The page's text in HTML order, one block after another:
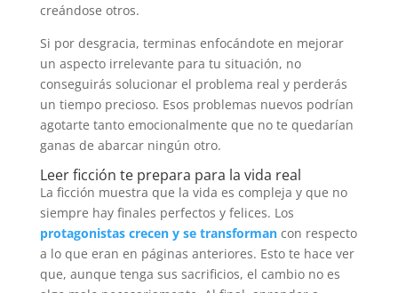
creándose otros.
Si por desgracia, terminas enfocándote en mejorar
un aspecto irrelevante para tu situación, no
conseguirás solucionar el problema real y perderás
un tiempo precioso. Esos problemas nuevos podrían
agotarte tanto emocionalmente que no te quedarían
ganas de abarcar ningún otro.
Leer ficción te prepara para la vida real
La ficción muestra que la vida es compleja y que no
siempre hay finales perfectos y felices. Los
protagonistas crecen y se transformancon respecto
a lo que eran en páginas anteriores. Esto te hace ver
que, aunque tenga sus sacrificios, el cambio no es